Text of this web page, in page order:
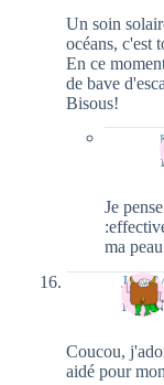
Un soin
océans, c'est
En ce
de bave
Bisous!
Je
ma
12
Coucou,
aidé pour